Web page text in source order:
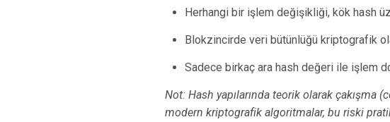
Herhangi bir işlem değişikliği, kök hash
Blokzincirde veri bütünlüğü kriptografik
Sadece birkaç ara hash değeri ile işlem
Not: Hash yapılarında teorik olarak
modern kriptografik algoritmalar, bu riski